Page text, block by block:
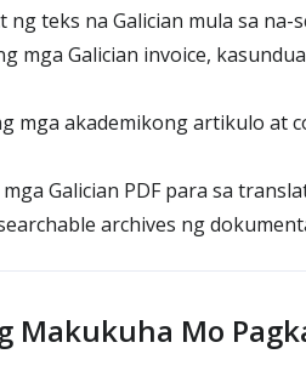
ng teks na Galician mula sa
mga Galician invoice,
mga akademikong artikulo at
Galician PDF para sa
archives ng
Makukuha Mo